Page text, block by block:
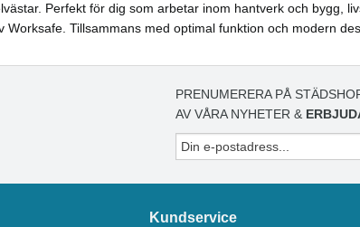
Perfekt för dig som arbetar inom hantverk och bygg,
Tillsammans med optimal funktion och modern
PRENUMERERA PÅ
AV VÅRA NYHETER &
Kundservice